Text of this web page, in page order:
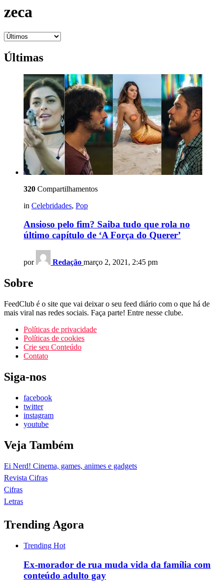
zeca
Últimas
320 Compartilhamentos
in Celebridades, Pop
Ansioso pelo fim? Saiba tudo que rola no
último capítulo de ‘A Força do Querer’
por Redação março 2, 2021, 2:45 pm
Sobre
FeedClub é o site que vai deixar o seu feed diário com o que há de
mais viral nas redes sociais. Faça parte! Entre nesse clube.
Políticas de privacidade
Políticas de cookies
Crie seu Conteúdo
Contato
Siga-nos
facebook
twitter
instagram
youtube
Veja Também
Ei Nerd! Cinema, games, animes e gadgets
Revista Cifras
Cifras
Letras
Trending Agora
Trending Hot
Ex-morador de rua muda vida da família com
conteúdo adulto gay